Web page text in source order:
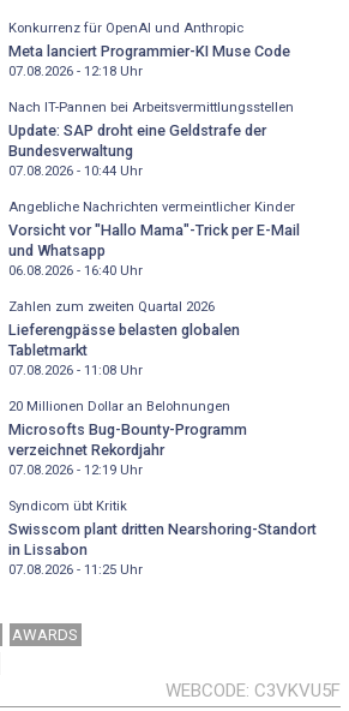
Konkurrenz für OpenAI und Anthropic
Meta lanciert Programmier-KI Muse Code
07.08.2026 - 12:18Uhr
Nach IT-Pannen bei Arbeitsvermittlungsstellen
Update: SAP droht eine Geldstrafe der
Bundesverwaltung
07.08.2026 - 10:44Uhr
Angebliche Nachrichten vermeintlicher Kinder
Vorsicht vor "Hallo Mama"-Trick per E-Mail
und Whatsapp
06.08.2026 - 16:40Uhr
Zahlen zum zweiten Quartal 2026
Lieferengpässe belasten globalen
Tabletmarkt
07.08.2026 - 11:08Uhr
20 Millionen Dollar an Belohnungen
Microsofts Bug-Bounty-Programm
verzeichnet Rekordjahr
07.08.2026 - 12:19Uhr
Syndicom übt Kritik
Swisscom plant dritten Nearshoring-Standort
in Lissabon
07.08.2026 - 11:25Uhr
AWARDS
WEBCODE C3VKVU5F